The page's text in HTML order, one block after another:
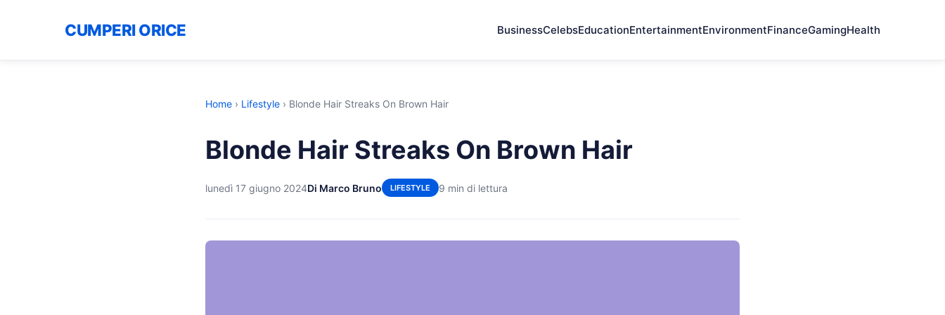
CUMPERI ORICE BusinessCelebsEducationEntertainmentEnvironmentFinanceGamingHealth
Home › Lifestyle › Blonde Hair Streaks On Brown Hair
Blonde Hair Streaks On Brown Hair
lunedì 17 giugno 2024Di Marco Bruno LIFESTYLE 9 min di lettura